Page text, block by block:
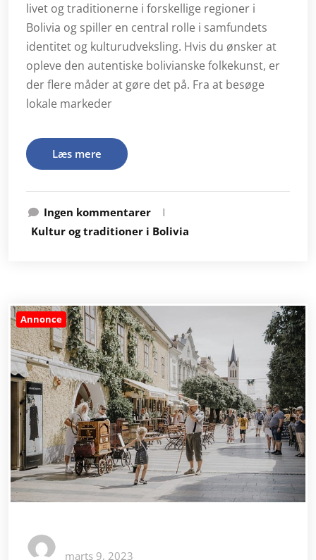
livet og traditionerne i forskellige regioner i
Bolivia og spiller en central rolle i samfundets
identitet og kulturudveksling. Hvis du ønsker at
opleve den autentiske bolivianske folkekunst, er
der flere måder at gøre det på. Fra at besøge
lokale markeder
Læs mere
Ingen kommentarer
I
Kultur og traditioner i Bolivia
Annonce
marts 9, 2023